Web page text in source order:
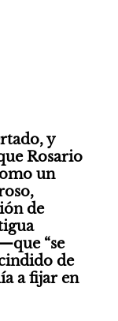
y
Rosario
un
de
“se
de
a fijar en